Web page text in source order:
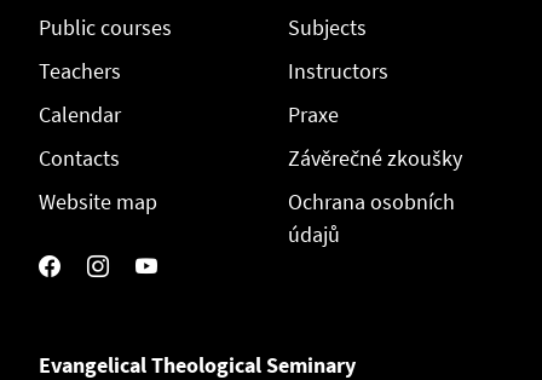
Public courses
Teachers
Calendar
Contacts
Website map
Subjects
Instructors
Praxe
Závěrečné zkoušky
Ochrana osobních
údajů
Evangelical Theological Seminary